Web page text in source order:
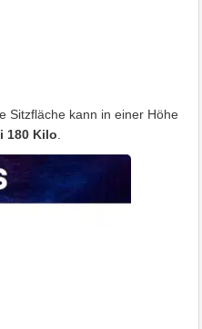
Sitzfläche kann in einer Höhe
180 Kilo